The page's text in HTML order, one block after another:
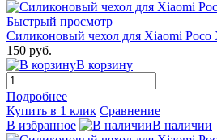
Быстрый просмотр
Силиконовый чехол для Xiaomi Poco
150 руб.
В корзину
Подробнее
Купить в 1 клик Сравнение
В избранное
В наличии